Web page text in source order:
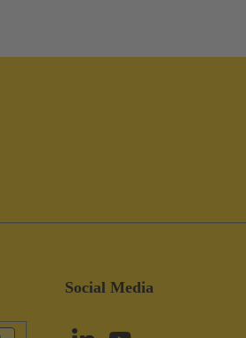
Social Media